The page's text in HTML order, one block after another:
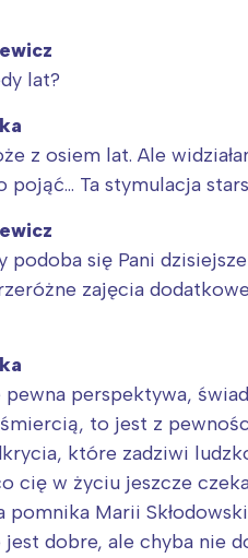
lat?
z osiem lat. Ale
pojąć… Ta stymulacja
podoba się Pani
zajęcia
pewna perspektywa,
to jest z
które zadziwi
cię w życiu jeszcze
pomnika Marii
dobre, ale chyba nie